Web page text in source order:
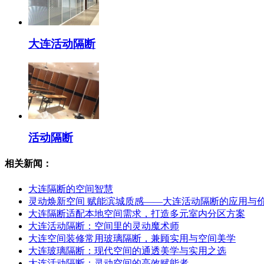
大连活动隔断
活动隔断
相关新闻：
大连隔断的空间智慧
灵动焕新空间 赋能滨城质感——大连活动隔断的应用与
大连隔断适配本地空间需求，打造多元室内分区方案
大连活动隔断：空间里的灵动魔术师
大连空间装修常用玻璃隔断，兼顾实用与空间美学
大连玻璃隔断：现代空间的通透美学与实用之选